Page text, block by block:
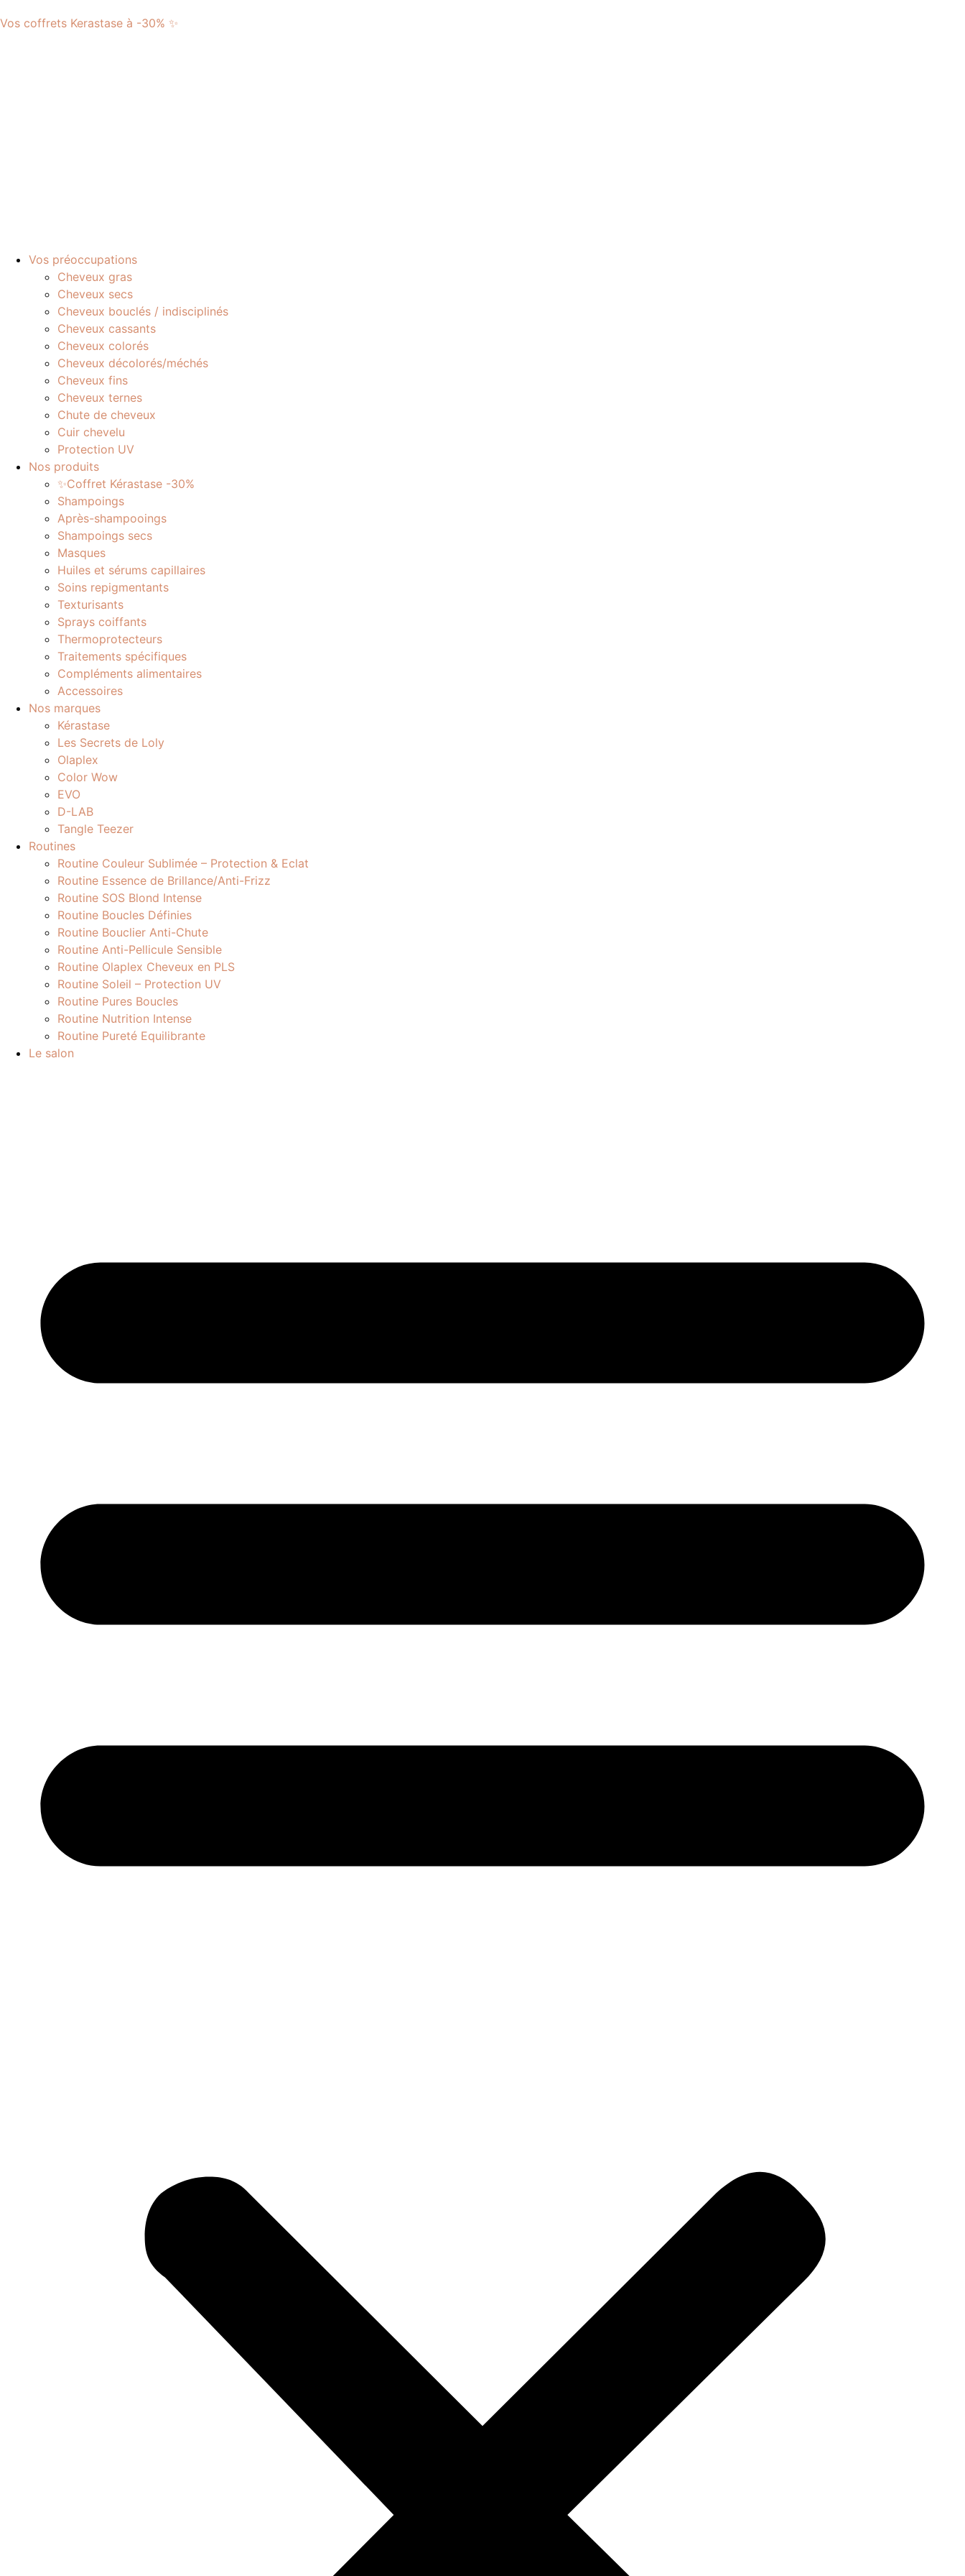
Vos coffrets Kerastase à -30% ✨
Vos préoccupations
Cheveux gras
Cheveux secs
Cheveux bouclés / indisciplinés
Cheveux cassants
Cheveux colorés
Cheveux décolorés/méchés
Cheveux fins
Cheveux ternes
Chute de cheveux
Cuir chevelu
Protection UV
Nos produits
✨Coffret Kérastase -30%
Shampoings
Après-shampooings
Shampoings secs
Masques
Huiles et sérums capillaires
Soins repigmentants
Texturisants
Sprays coiffants
Thermoprotecteurs
Traitements spécifiques
Compléments alimentaires
Accessoires
Nos marques
Kérastase
Les Secrets de Loly
Olaplex
Color Wow
EVO
D-LAB
Tangle Teezer
Routines
Routine Couleur Sublimée – Protection & Eclat
Routine Essence de Brillance/Anti-Frizz
Routine SOS Blond Intense
Routine Boucles Définies
Routine Bouclier Anti-Chute
Routine Anti-Pellicule Sensible
Routine Olaplex Cheveux en PLS
Routine Soleil – Protection UV
Routine Pures Boucles
Routine Nutrition Intense
Routine Pureté Equilibrante
Le salon